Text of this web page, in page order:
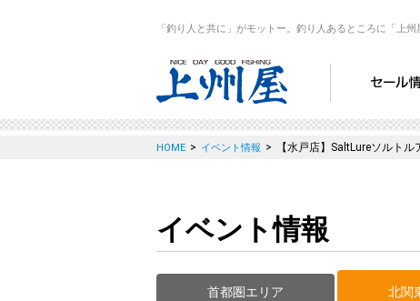
「釣り人と共に」がモットー。釣り人あるところに「上州
HOME > イベント情報 > 【水戸店】SaltLureソルト
イベント情報
首都圏エリア 北関